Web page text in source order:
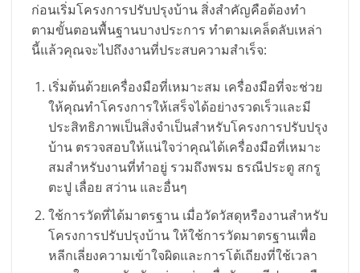
ก่อนเริ่มโครงการปรับปรุงบ้าน สิ่งสำคัญคือต้องทำ
ตามขั้นตอนพื้นฐานบางประการ ทำตามเคล็ดลับเหล่า
นี้แล้วคุณจะไปถึงงานที่ประสบความสำเร็จ:
เริ่มต้นด้วยเครื่องมือที่เหมาะสม เครื่องมือที่จะช่วย
ให้คุณทำโครงการให้เสร็จได้อย่างรวดเร็วและมี
ประสิทธิภาพเป็นสิ่งจำเป็นสำหรับโครงการปรับปรุง
บ้าน ตรวจสอบให้แน่ใจว่าคุณได้เครื่องมือที่เหมาะ
สมสำหรับงานที่ทำอยู่ รวมถึงพรม ธรณีประตู สกรู
ตะปู เลื่อย สว่าน และอื่นๆ
ใช้การวัดที่ได้มาตรฐาน เมื่อวัดวัสดุหรืองานสำหรับ
โครงการปรับปรุงบ้าน ให้ใช้การวัดมาตรฐานเพื่อ
หลีกเลี่ยงความเข้าใจผิดและการโต้เถียงที่ใช้เวลา